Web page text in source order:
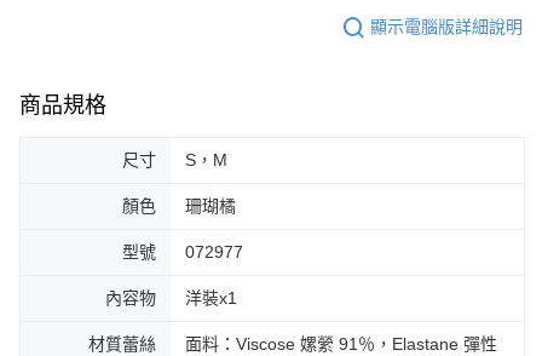
顯示電腦版詳細說明
商品規格
尺寸 S，M
顏色 珊瑚橘
型號 072977
內容物 洋裝x1
材質蕾絲
面料：Viscose 嫘縈 91％，Elastane 彈性